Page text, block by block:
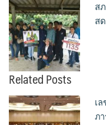
ส
สด
Related Posts
เ
ภ